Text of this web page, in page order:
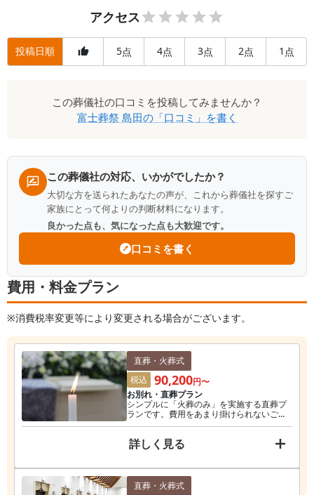
アクセス
投稿日順 5点 4点 3点 2点 1 点
この葬儀社の口コミを投稿してみませんか？
富士葬祭 島田の「口コミ」を書く
この葬儀社の対応、いかがでしたか？
大切な方を送られたあなたの声が、これから葬儀社を探すご
家族にとって何よりの判断材料になります。
良かった点も、気になった点も大歓迎です。
口コミを書く
費用・料金プラン
※消費税率変更等により変更される場合がございます。
直葬・火葬式
税込
90,200円〜
お別れ・直葬プラン
シンプルに「火葬のみ」を実施する直葬プ
ランです。費用をあまり掛けられないご家
族様にオススメです。 お迎えのお車、保冷
でご提案できます。 お身体のお迎え後、当
社指定ホールへご安置となり、火葬日まで
詳しく見る
直葬・火葬式